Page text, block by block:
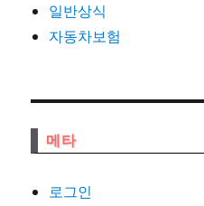
일반상식
자동차보험
메타
로그인